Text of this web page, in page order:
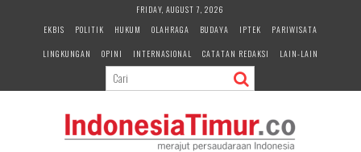
FRIDAY, AUGUST 7, 2026
EKBIS
POLITIK HUKUM OLAHRAGA BUDAYA IPTEK
PARIWISATA
LINGKUNGAN
OPINI INTERNASIONAL CATATAN REDAKSI LAIN-LAIN